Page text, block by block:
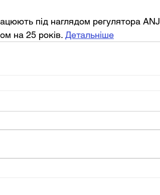
під наглядом регулятора
на 25 років. Детальніше